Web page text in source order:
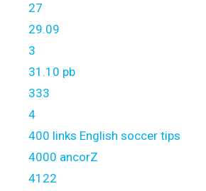
27
29.09
3
31.10 pb
333
4
400 links English soccer tips
4000 ancorZ
4122